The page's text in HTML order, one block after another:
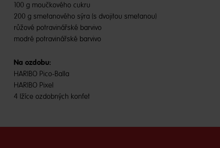
100 g moučkového cukru
200 g smetanového sýra (s dvojitou smetanou)
růžové potravinářské barvivo
modré potravinářské barvivo
Na ozdobu:
HARIBO Pico-Balla
HARIBO Pixel
4 lžíce ozdobných konfet